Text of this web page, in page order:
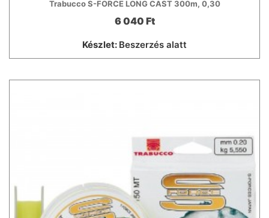
Trabucco S-FORCE LONG CAST 300m, 0,30
6 040 Ft
Készlet: Beszerzés alatt